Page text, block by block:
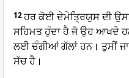
12ਹਰ ਕੋਈ ਦੇਮੇਤ੍ਰਿਯੁਸ ਦੀ
ਸਹਿਮਤ ਹੁੰਦਾ ਹੈ ਜੋ ਉਹ ਆਖਦੇ
ਲਈ ਚੰਗੀਆਂ ਗੱਲਾਂ ਹਨ। ਤੁਸੀਂ
ਸੱਚ ਹੈ।